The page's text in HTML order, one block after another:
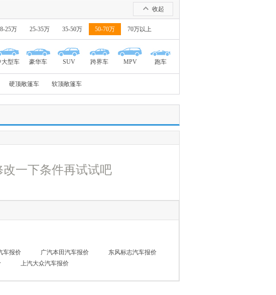
收起
25万 25-35万 35-50万 50-70万 70万以上
大型车 豪华车 SUV 跨界车 MPV 跑车
硬顶敞篷车 软顶敞篷车
一下条件再试试吧
车报价 广汽本田汽车报价
东风标志汽车报价
上汽大众汽车报价